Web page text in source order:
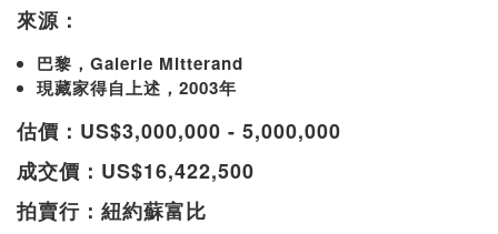
來源：
巴黎，Galerie Mitterand
現藏家得自上述，2003年
估價：US$3,000,000 - 5,000,000
成交價：US$16,422,500
拍賣行：紐約蘇富比